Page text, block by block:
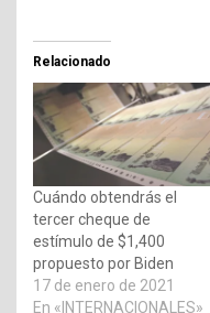
Relacionado
Cuándo obtendrás el
tercer cheque de
estímulo de $1,400
propuesto por Biden
17 de enero de 2021
En «INTERNACIONALES»